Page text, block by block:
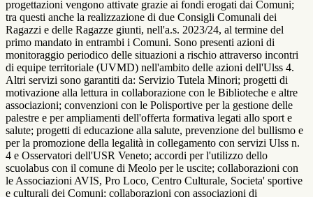
progettazioni vengono attivate grazie ai fondi erogati dai Comuni;
tra questi anche la realizzazione di due Consigli Comunali dei
Ragazzi e delle Ragazze giunti, nell'a.s. 2023/24, al termine del
primo mandato in entrambi i Comuni. Sono presenti azioni di
monitoraggio periodico delle situazioni a rischio attraverso incontri
di equipe territoriale (UVMD) nell'ambito delle azioni dell'Ulss 4.
Altri servizi sono garantiti da: Servizio Tutela Minori; progetti di
motivazione alla lettura in collaborazione con le Biblioteche e altre
associazioni; convenzioni con le Polisportive per la gestione delle
palestre e per ampliamenti dell'offerta formativa legati allo sport e
salute; progetti di educazione alla salute, prevenzione del bullismo e
per la promozione della legalità in collegamento con servizi Ulss n.
4 e Osservatori dell'USR Veneto; accordi per l'utilizzo dello
scuolabus con il comune di Meolo per le uscite; collaborazioni con
le Associazioni AVIS, Pro Loco, Centro Culturale, Societa' sportive
e culturali dei Comuni; collaborazioni con associazioni di